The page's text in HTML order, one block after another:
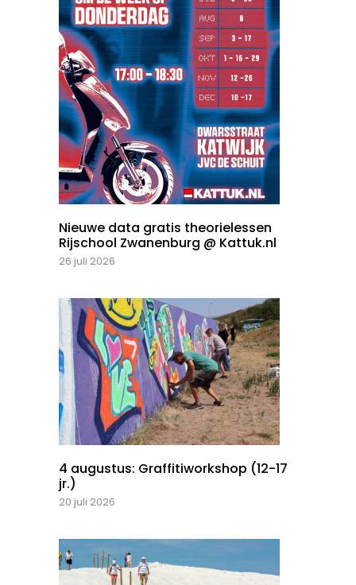
Nieuwe data gratis theorielessen
Rijschool Zwanenburg @ Kattuk.nl
26 juli 2026
4 augustus: Graffitiworkshop (12-17
jr.)
20 juli 2026